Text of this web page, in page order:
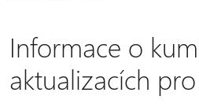
Informace o
aktualizacích